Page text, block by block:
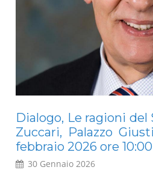
Dialogo, Le ragioni del
Zuccari, Palazzo
febbraio 2026 ore
30 Gennaio 2026